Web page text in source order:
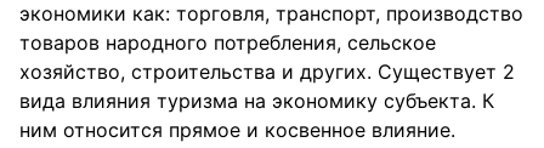
экономики как: торговля, транспорт, производство
товаров народного потребления, сельское
хозяйство, строительства и других. Существует 2
вида влияния туризма на экономику субъекта. К
ним относится прямое и косвенное влияние.